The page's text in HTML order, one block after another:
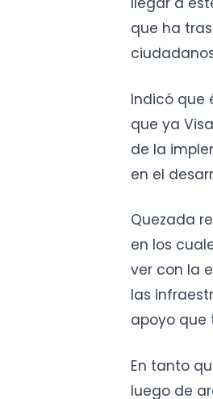
que ha
Indicó que
que ya
de la
en el
Quezada
en los
ver con la
las
apoyo que
En tanto
luego de